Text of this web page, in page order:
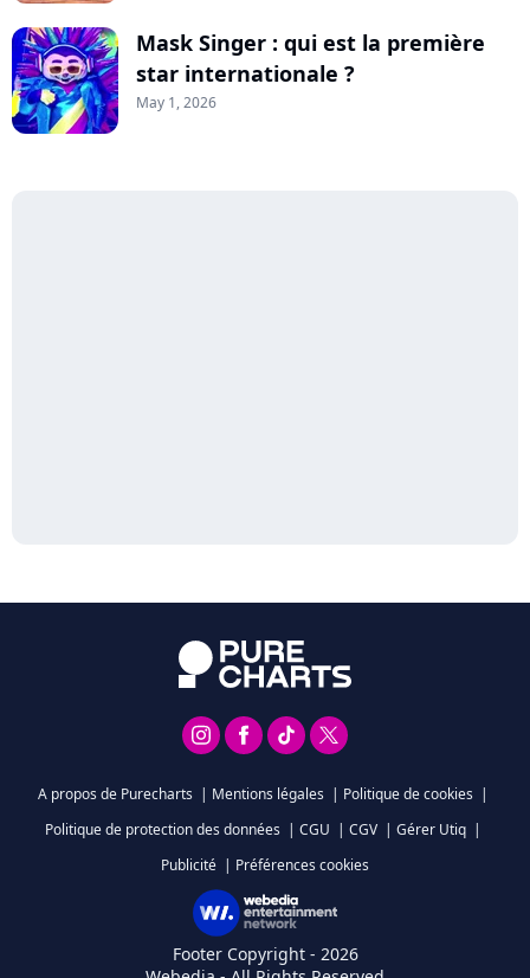
Mask Singer : qui est la première
star internationale ?
May 1, 2026
A propos de Purecharts | Mentions légales | Politique de cookies |
Politique de protection des données | CGU | CGV | Gérer Utiq |
Publicité | Préférences cookies
Footer Copyright - 2026